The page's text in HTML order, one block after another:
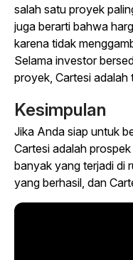
salah satu proyek
juga berarti bahwa
karena tidak
Selama investor
proyek, Cartesi adalah
Kesimpulan
Jika Anda siap untuk
Cartesi adalah
banyak yang terjadi di
yang berhasil, dan